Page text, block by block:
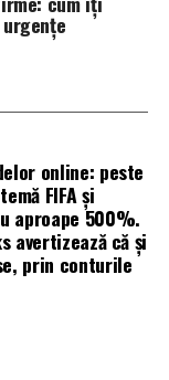
simptomelor la
de apărare”,
Officer
a inclus în
asociate
până la
în principal
gazdă, însă
afectate
directă cu
de bilete.
online: peste
FIFA și
aproape 500%.
avertizează că și
prin conturile